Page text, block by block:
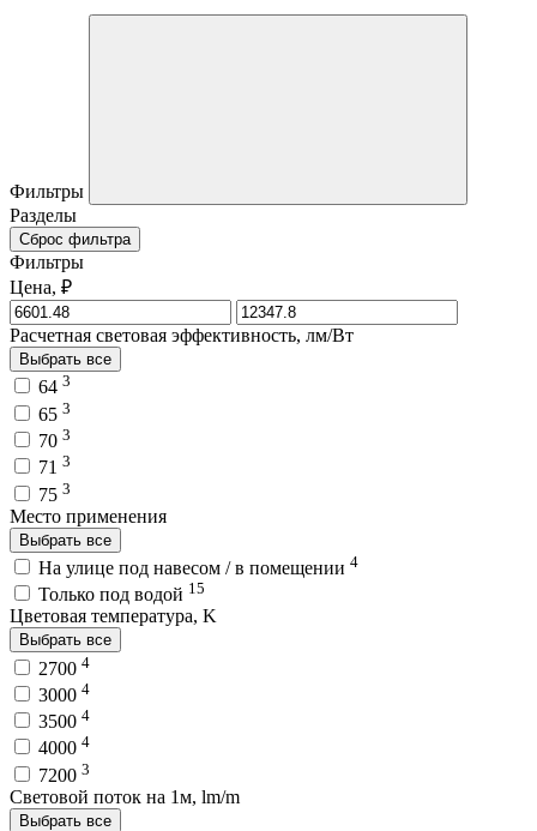
Фильтры
Разделы
Сброс фильтра
Фильтры
Цена, ₽
Расчетная световая эффективность, лм/Вт
Выбрать все
64 3
65 3
70 3
71 3
75 3
Место применения
Выбрать все
На улице под навесом / в помещении 4
Только под водой 15
Цветовая температура, K
Выбрать все
2700 4
3000 4
3500 4
4000 4
7200 3
Световой поток на 1м, lm/m
Выбрать все